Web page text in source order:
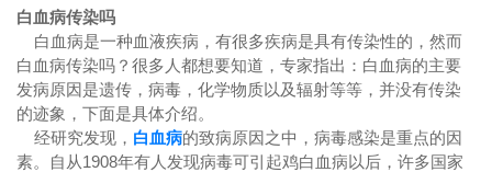
白血病传染吗
白血病是一种血液疾病，有很多疾病是具有传染性的，然而
白血病传染吗？很多人都想要知道，专家指出：白血病的主要
发病原因是遗传，病毒，化学物质以及辐射等等，并没有传染
的迹象，下面是具体介绍。
经研究发现， 白血病的致病原因之中，病毒感染是重点的因
素。自从1908年有人发现病毒可引起鸡白血病以后，许多国家